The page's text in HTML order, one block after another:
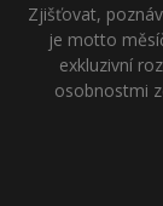
Zjišťovat,
je motto
exkluzivní
osobnostmi